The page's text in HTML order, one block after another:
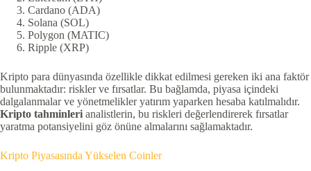
Cardano (ADA)
Solana (SOL)
Polygon (MATIC)
Ripple (XRP)
Kripto para dünyasında özellikle dikkat edilmesi gereken iki ana faktör
bulunmaktadır: riskler ve fırsatlar. Bu bağlamda, piyasa içindeki
dalgalanmalar ve yönetmelikler yatırım yaparken hesaba katılmalıdır.
Kripto tahminleri analistlerin, bu riskleri değerlendirerek fırsatlar
yaratma potansiyelini göz önüne almalarını sağlamaktadır.
Kripto Piyasasında Yükselen Coinler